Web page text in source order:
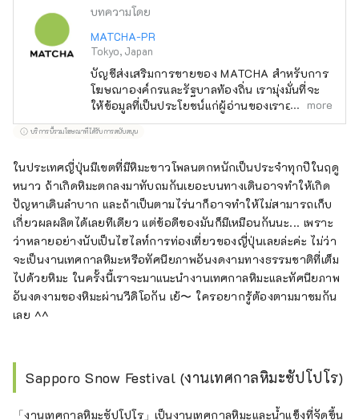
บทความโดย
MATCHA-PR
Tokyo, Japan
บัญชีส่งเสริมการขายของ MATCHA สำหรับการ
โฆษณาองค์กรและรัฐบาลท้องถิ่น เรามุ่งมั่นที่จะ
ให้ข้อมูลที่เป็นประโยชน์แก่ผู้อ่านของเราอย่าง
สนุกสนาน
more
บริการนี้รวมโฆษณาที่ได้รับการสนับสนุน
ในประเทศญี่ปุ่นมีเขตที่มีหิมะขาวโพลนตกหนักเป็นประจำทุกปีในฤดู
หนาว ถ้าเกิดหิมะตกลงมาทับถมกันเยอะบนทางเดินอาจทำให้เกิด
ปัญหาเดินลำบาก และถ้าเป็นตามไร่นาก็อาจทำให้ไม่สามารถเก็บ
เกี่ยวผลผลิตได้เลยทีเดียว แต่ข้อดีของมันก็มีเหมือนกันนะ... เพราะ
ว่าหลายอย่างนับเป็นไฮไลท์การท่องเที่ยวของญี่ปุ่นเลยล่ะค่ะ ไม่ว่า
จะเป็นงานเทศกาลหิมะหรือทัศนียภาพอันงดงามทางธรรมชาติที่เต็ม
ไปด้วยหิมะ ในครั้งนี้เราจะมาแนะนำงานเทศกาลหิมะและทัศนียภาพ
อันงดงามของหิมะผ่านวีดิโอกัน เย้〜 ใครอยากรู้ต้องตามมาชมกัน
เลย ^^
Sapporo Snow Festival (งานเทศกาลหิมะซัปโปโร)
「งานเทศกาลหิมะซัปโปโร」เป็นงานเทศกาลหิมะและน้ำแข็งที่จัดขึ้น